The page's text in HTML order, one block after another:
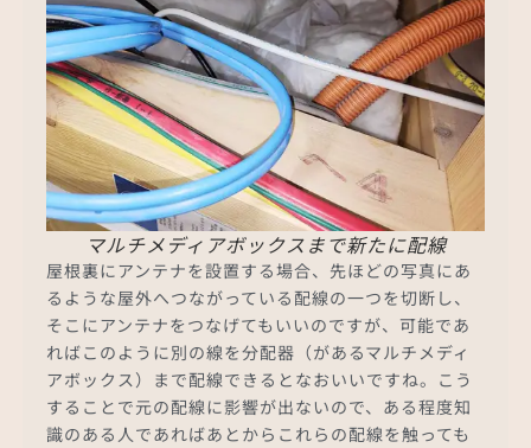
マルチメディアボックスまで新たに配線
屋根裏にアンテナを設置する場合、先ほどの写真にあ
るような屋外へつながっている配線の一つを切断し、
そこにアンテナをつなげてもいいのですが、可能であ
ればこのように別の線を分配器（があるマルチメディ
アボックス）まで配線できるとなおいいですね。こう
することで元の配線に影響が出ないので、ある程度知
識のある人であればあとからこれらの配線を触っても